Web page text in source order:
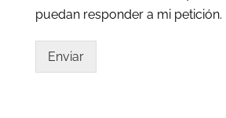
puedan responder a mi petición.
Enviar